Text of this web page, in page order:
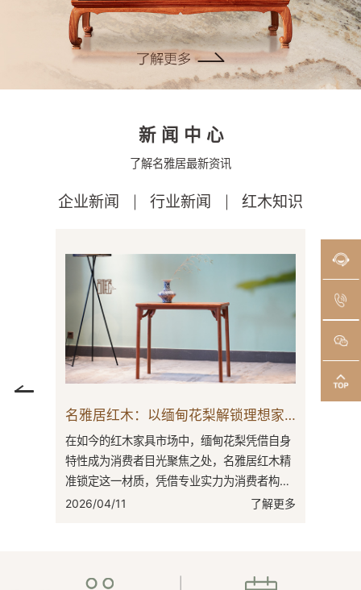
新闻中心
了解名雅居最新资讯
企业新闻 行业新闻 红木知识
名雅居红木：以缅甸花梨解锁理想家居密码
在如今的红木家具市场中，缅甸花梨凭借自身
特性成为消费者目光聚焦之处，名雅居红木精
准锁定这一材质，凭借专业实力为消费者构筑
理想家居。缅甸花梨，学名为大果紫檀。其
2026/04/11 了解更多